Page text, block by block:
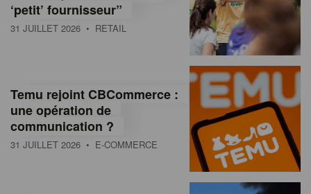
o
M
a
g
‘petit’ fournisseur”
31 JUILLET 2026 • RETAIL
Temu rejoint CBCommerce :
une opération de
communication ?
31 JUILLET 2026 • E-COMMERCE